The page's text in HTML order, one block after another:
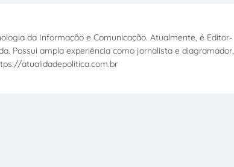
da Informação e Comunicação. Atualmente, é Editor-
Possui ampla experiência como jornalista e diagramador,
atualidadepolitica.com.br